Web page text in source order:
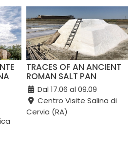
TRACES OF AN ANCIENT
ROMAN SALT PAN
Dal 17.06 al 09.09
Centro Visite Salina di
Cervia (RA)